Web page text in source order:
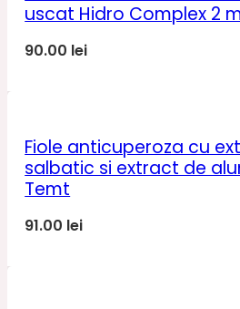
uscat Hidro Complex 2
90.00 lei
Fiole anticuperoza cu
salbatic si extract de
Temt
91.00 lei